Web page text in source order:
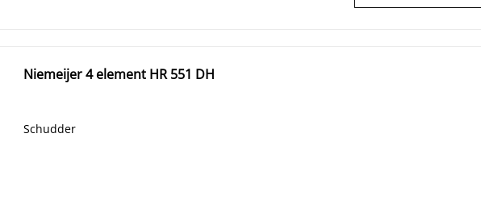
Niemeijer 4 element HR 551 DH
Schudder